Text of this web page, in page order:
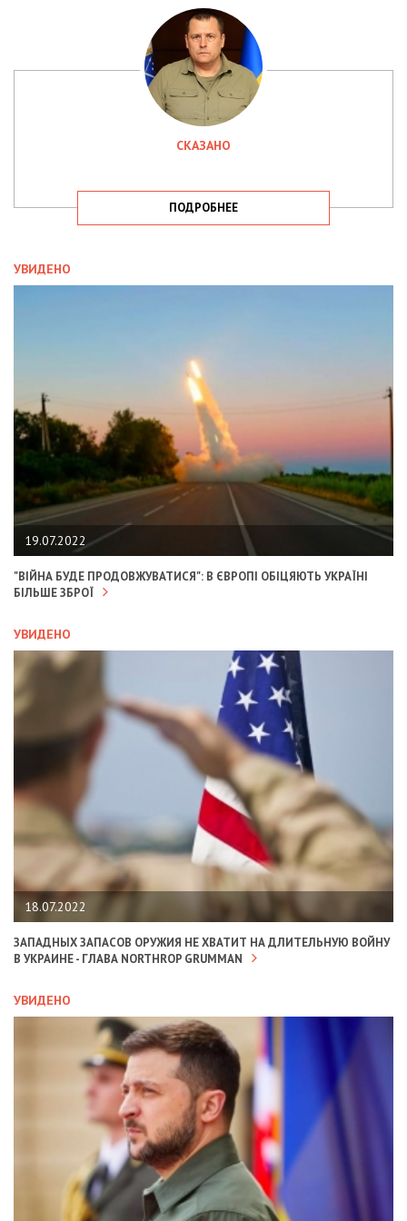
СКАЗАНО
ПОДРОБНЕЕ
УВИДЕНО
19.07.2022
"ВІЙНА БУДЕ ПРОДОВЖУВАТИСЯ": В ЄВРОПІ ОБІЦЯЮТЬ УКРАЇНІ
БІЛЬШЕ ЗБРОЇ
УВИДЕНО
18.07.2022
ЗАПАДНЫХ ЗАПАСОВ ОРУЖИЯ НЕ ХВАТИТ НА ДЛИТЕЛЬНУЮ ВОЙНУ
В УКРАИНЕ - ГЛАВА NORTHROP GRUMMAN
УВИДЕНО